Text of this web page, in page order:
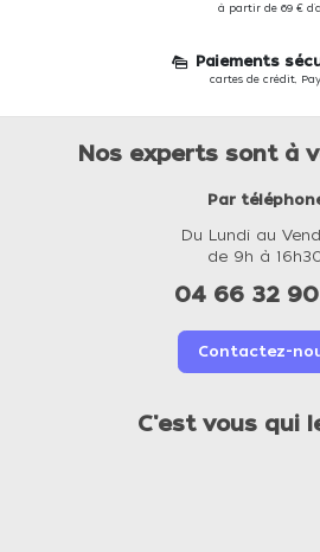
à partir de 69 €
Paiements
cartes de crédit,
Nos experts sont à
Par
Du Lundi au
de 9h à
04 66 32
Contactez-
C'est vous qui